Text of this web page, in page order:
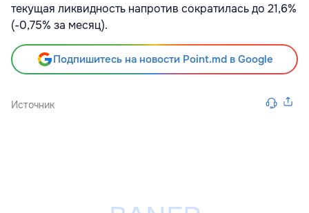
текущая ликвидность напротив сократилась до 21,6%
(-0,75% за месяц).
Подпишитесь на новости Point.md в Google
Источник